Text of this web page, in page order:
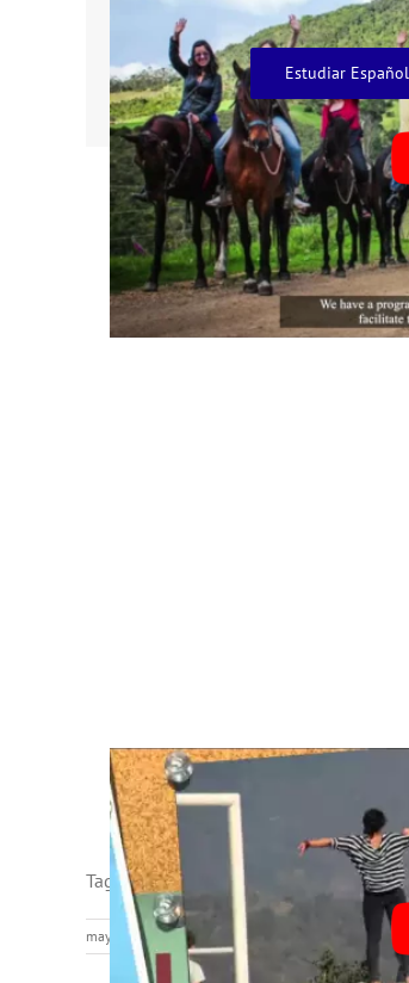
Estudiar
Tags de la entrada: Actividades Nueva
mayo 22nd, 2023 Aprender español viajando